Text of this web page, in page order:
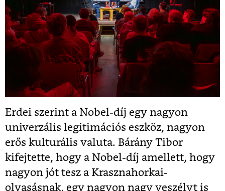
Erdei szerint a Nobel-díj egy nagyon
univerzális legitimációs eszköz, nagyon
erős kulturális valuta. Bárány Tibor
kifejtette, hogy a Nobel-díj amellett, hogy
nagyon jót tesz a Krasznahorkai-
olvasásnak, egy nagyon nagy veszélyt is